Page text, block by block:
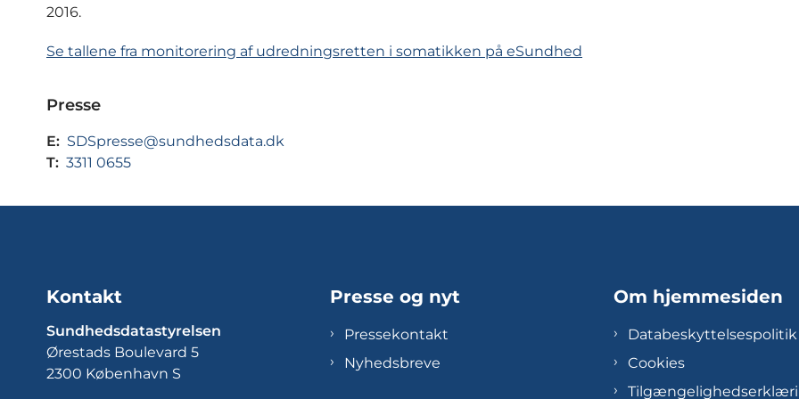
2016.
Se tallene fra monitorering af udredningsretten i somatikken på eSundhed
Presse
E: SDSpresse@sundhedsdata.dk
T: 3311 0655
Kontakt
Sundhedsdatastyrelsen
Ørestads Boulevard 5
2300 København S
Presse og nyt
Pressekontakt
Nyhedsbreve
Om hjemmesiden
Databeskyttelsespolitik
Cookies